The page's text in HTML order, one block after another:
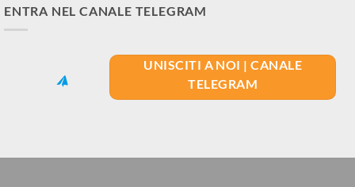
ENTRA NEL CANALE TELEGRAM
UNISCITI A NOI | CANALE
TELEGRAM